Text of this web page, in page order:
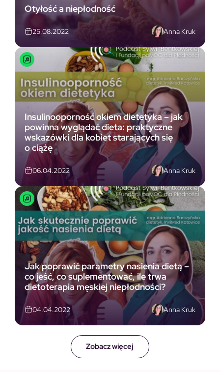
Zobacz więcej
Otyłość a niepłodność
25.08.2022 Anna Kruk
Insulinooporność okiem dietetyka – jak
powinna wyglądać dieta: praktyczne
wskazówki dla kobiet starających się
o ciążę
06.04.2022 Anna Kruk
Jak poprawić parametry nasienia dietą –
co jeść, co suplementować, ile trwa
dietoterapia męskiej niepłodności?
04.04.2022 Anna Kruk